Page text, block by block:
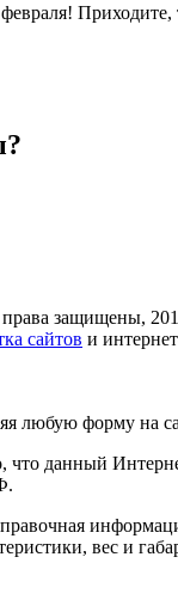
Приходите,
защищены,
сайтов и
любую форму на
данный
вес и